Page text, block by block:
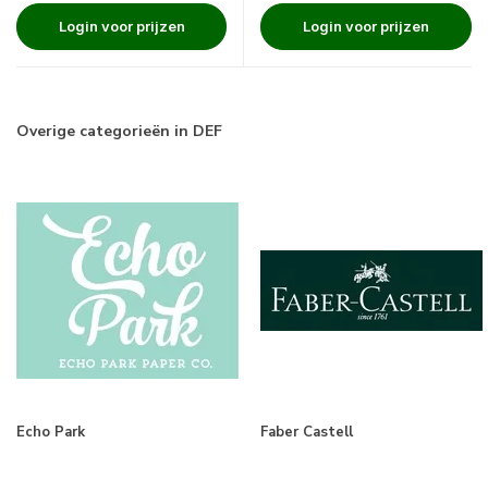
Login voor prijzen Login voor prijzen
Overige categorieën in DEF
Echo Park Faber Castell